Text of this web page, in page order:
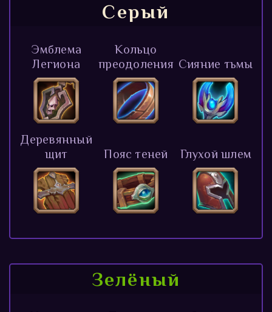
Серый
Эмблема
Легиона
Кольцо
преодоления Сияние тьмы
Деревянный
щит
Пояс теней Глухой шлем
Зелёный